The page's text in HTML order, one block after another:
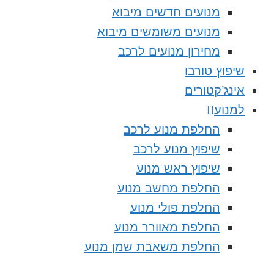
מנועים חדשים מיבוא
מנועים משומשים מיבוא
מחירון מנועים לרכב
שיפוץ טורבו
אינג’קטורים
למנוע
החלפת מנוע לרכב
שיפוץ מנוע לרכב
שיפוץ ראש מנוע
החלפת מחשב מנוע
החלפת פולי מנוע
החלפת מאוורר מנוע
החלפת משאבת שמן מנוע